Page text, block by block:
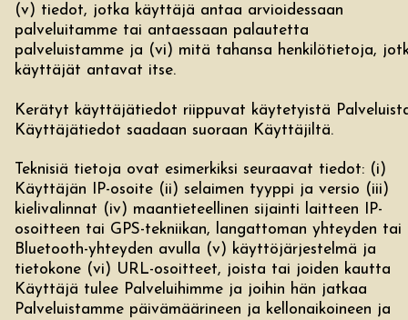
(v) tiedot, jotka käyttäjä antaa arvioidessaan
palveluitamme tai antaessaan palautetta
palveluistamme ja (vi) mitä tahansa henkilötietoja,
käyttäjät antavat itse.
Kerätyt käyttäjätiedot riippuvat käytetyistä
Käyttäjätiedot saadaan suoraan Käyttäjiltä.
Teknisiä tietoja ovat esimerkiksi seuraavat tiedot: (i)
Käyttäjän IP-osoite (ii) selaimen tyyppi ja versio (iii)
kielivalinnat (iv) maantieteellinen sijainti laitteen IP-
osoitteen tai GPS-tekniikan, langattoman yhteyden tai
Bluetooth-yhteyden avulla (v) käyttöjärjestelmä ja
tietokone (vi) URL-osoitteet, joista tai joiden kautta
Käyttäjä tulee Palveluihimme ja joihin hän jatkaa
Palveluistamme päivämäärineen ja kellonaikoineen ja